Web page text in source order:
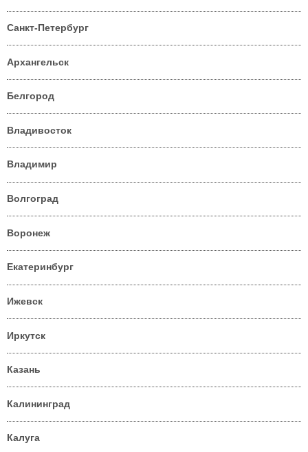
Санкт-Петербург
Архангельск
Белгород
Владивосток
Владимир
Волгоград
Воронеж
Екатеринбург
Ижевск
Иркутск
Казань
Калининград
Калуга